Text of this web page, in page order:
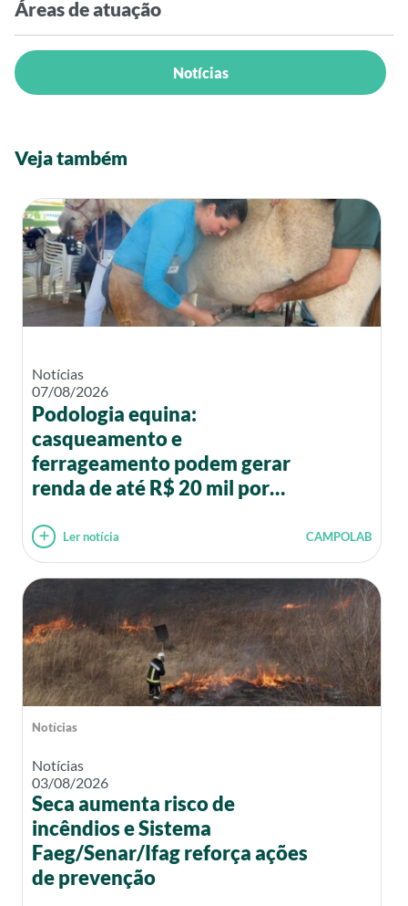
Áreas de atuação
Notícias
Veja também
Notícias
07/08/2026
Podologia equina:
casqueamento e
ferrageamento podem gerar
renda de até R$ 20 mil por
Ler notícia CAMPOLAB
Notícias
Notícias
03/08/2026
Seca aumenta risco de
incêndios e Sistema
Faeg/Senar/Ifag reforça ações
de prevenção